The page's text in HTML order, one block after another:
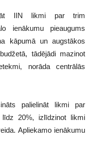
IIN likmi par trim
ienākumu pieaugums
kāpumā un augstākos
tādējādi mazinot
norāda centrālās
palielināt likmi par
20%, izlīdzinot likmi
Apliekamo ienākumu